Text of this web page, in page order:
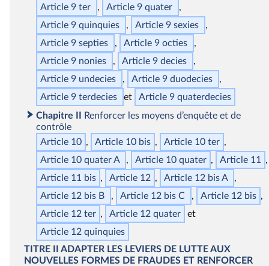
Article 9 ter Article 9 quater
Article 9 quinquies Article 9 sexies
Article 9 septies Article 9 octies
Article 9 nonies Article 9 decies
Article 9 undecies Article 9 duodecies
Article 9 terdecies Article 9 quaterdecies
Chapitre II
Renforcer les moyens d’enquête et de
contrôle
Article 10
Article 10 bis Article 10 ter
Article 10 quaterA Article 10 quater
Article 11
Article 11
bis Article 12 Article 12 bisA
Article 12 bis B Article 12 bis C Article 12 bis
Article 12 ter Article 12 quater
Article 12 quinquies
TITRE II
ADAPTER LES LEVIERS DE LUTTE AUX
NOUVELLES FORMES DE FRAUDES ET RENFORCER